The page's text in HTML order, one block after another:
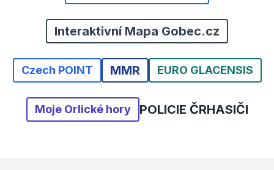
Interaktivní Mapa Gobec.cz
Czech POINT MMR EURO GLACENSIS
Moje Orlické hory POLICIE ČRHASIČI